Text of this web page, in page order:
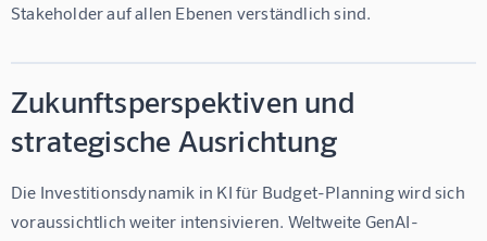
Stakeholder auf allen Ebenen verständlich sind.
Zukunftsperspektiven und
strategische Ausrichtung
Die Investitionsdynamik in KI für Budget-Planning wird sich
voraussichtlich weiter intensivieren. Weltweite GenAI-